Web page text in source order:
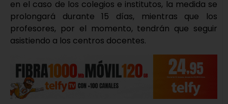
en el caso de los colegios e institutos, la medida se
prolongará durante 15 días, mientras que los
profesores, por el momento, tendrán que seguir
asistiendo a los centros docentes.